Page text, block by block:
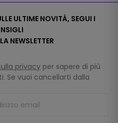
ULTIME NOVITÀ, SEGUI I
NEWSLETTER
privacy per sapere di più
Se vuoi cancellarti dalla